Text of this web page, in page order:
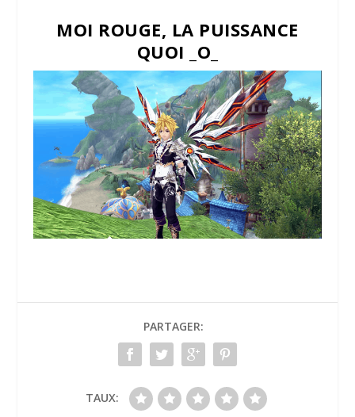
MOI ROUGE, LA PUISSANCE
QUOI _O_
PARTAGER:
TAUX: